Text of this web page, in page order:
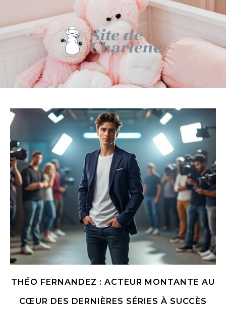
THÉO FERNANDEZ : ACTEUR MONTANTE AU
CŒUR DES DERNIÈRES SÉRIES À SUCCÈS